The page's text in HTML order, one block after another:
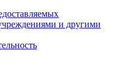
и другими